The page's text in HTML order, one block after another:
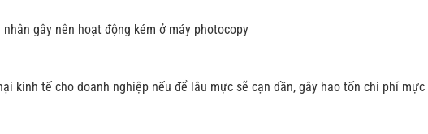
nhân gây nên hoạt động kém ở máy photocopy
kinh tế cho doanh nghiệp nếu để lâu mực sẽ cạn dần, gây hao tốn chi phí mực